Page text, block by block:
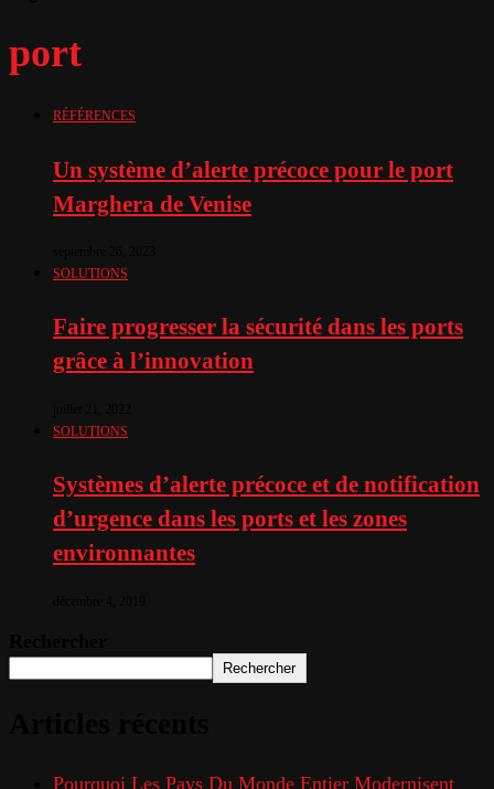
port
RÉFÉRENCES
Un système d’alerte précoce pour le port
Marghera de Venise
SOLUTIONS
Faire progresser la sécurité dans les ports
grâce à l’innovation
SOLUTIONS
Systèmes d’alerte précoce et de notification
d’urgence dans les ports et les zones
environnantes
Rechercher
Pourquoi Les Pays Du Monde Entier Modernisent